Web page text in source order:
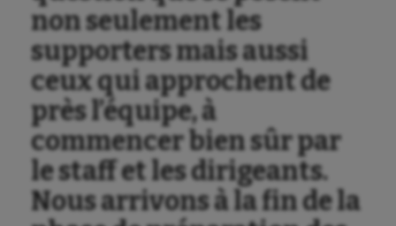
non seulement les
supporters mais aussi
ceux qui approchent de
près l’équipe, à
commencer bien sûr par
le staff et les dirigeants.
Nous arrivons à la fin de la